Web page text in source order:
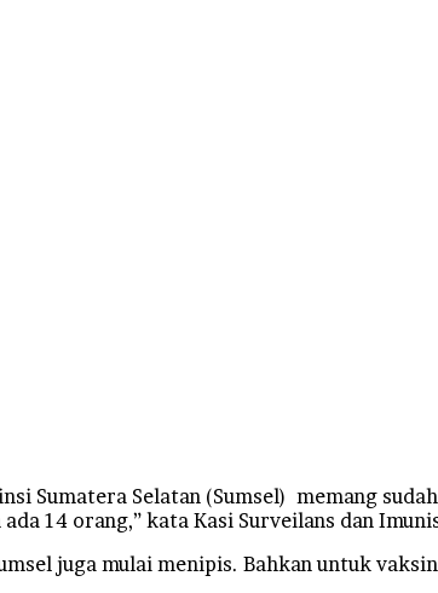
Sumatera Selatan (Sumsel) memang
14 orang,” kata Kasi Surveilans dan
juga mulai menipis. Bahkan untuk